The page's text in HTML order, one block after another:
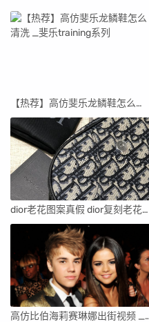
【热荐】高仿斐乐龙鳞鞋怎么清洗 _斐乐training系列
dior老花图案真假 dior复刻老花(已更新)
高仿比伯海莉赛琳娜出